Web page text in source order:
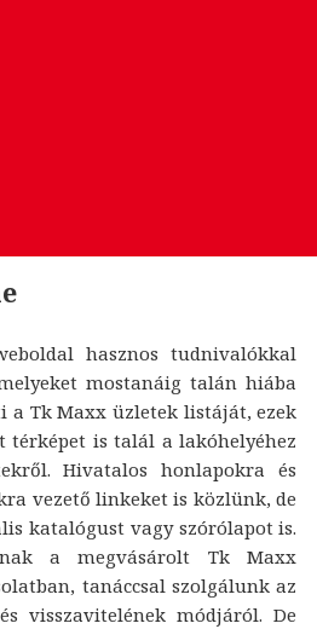
hasznos tudnivalókkal
mostanáig talán hiába
a Tk Maxx üzletek listáját, ezek
is talál a lakóhelyéhez
Hivatalos honlapokra és
vezető linkeket is közlünk, de
katalógust vagy szórólapot is.
a megvásárolt Tk Maxx
tanáccsal szolgálunk az
visszavitelének módjáról. De